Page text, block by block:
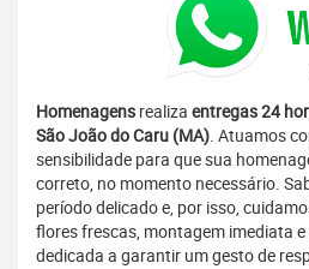
Homenagens realiza entregas 24
São João do Caru (MA). Atuamos
sensibilidade para que sua
correto, no momento necessário.
período delicado e, por isso,
flores frescas, montagem imediata
dedicada a garantir um gesto de